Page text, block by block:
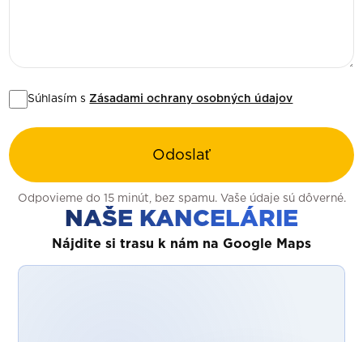
Súhlasím s Zásadami ochrany osobných údajov
Odoslať
Odpovieme do 15 minút, bez spamu. Vaše údaje sú dôverné.
NAŠE KANCELÁRIE
Nájdite si trasu k nám na Google Maps